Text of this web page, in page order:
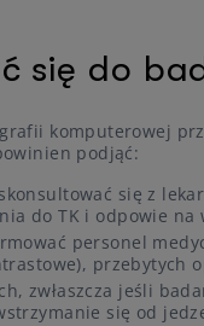
się do
komputerowej
podjąć:
się z
do TK i odpowie na
personel
przebytych
zwłaszcza jeśli
się od